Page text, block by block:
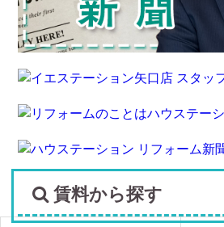
賃料から探す